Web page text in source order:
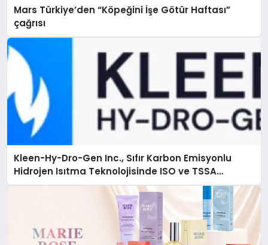
Mars Türkiye’den “Köpeğini İşe Götür Haftası”
çağrısı
Kleen-Hy-Dro-Gen Inc., Sıfır Karbon Emisyonlu
Hidrojen Isıtma Teknolojisinde ISO ve TSSA
Düzenleyici Onaylarını Aldı